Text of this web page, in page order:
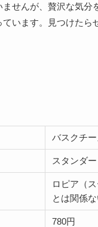
せんが、贅沢な気分
います。見つけたら
バスクチ
スタンダー
ロピア（
とは関係な
780円